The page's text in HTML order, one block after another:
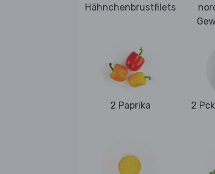
Hähnchenbrustfilets
2 Paprika
2